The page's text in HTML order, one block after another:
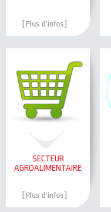
SECTEUR
AGROALIMENTAIRE